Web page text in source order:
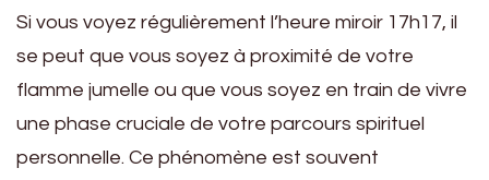
Si vous voyez régulièrement l’heure miroir 17h17, il
se peut que vous soyez à proximité de votre
flamme jumelle ou que vous soyez en train de vivre
une phase cruciale de votre parcours spirituel
personnelle. Ce phénomène est souvent